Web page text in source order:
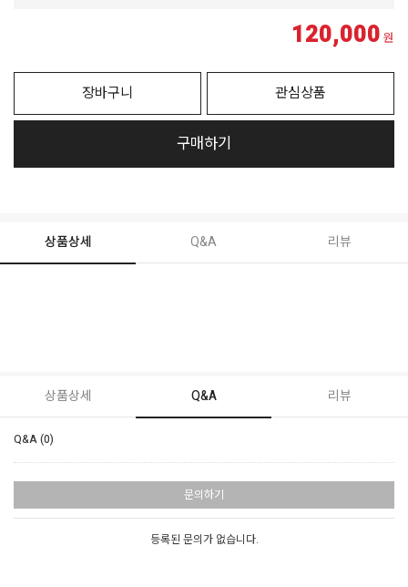
120,000 원
장바구니 관심상품
구매하기
상품상세 Q&A 리뷰
상품상세 Q&A 리뷰
Q&A (0)
문의하기
등록된 문의가 없습니다.